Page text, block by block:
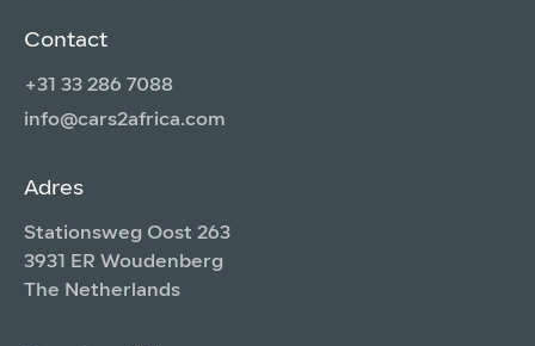
Contact
+31 33 286 7088
info@cars2africa.com
Adres
Stationsweg Oost 263
3931 ER Woudenberg
The Netherlands